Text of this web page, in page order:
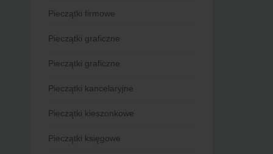
Pieczątki firmowe
Pieczątki graficzne
Pieczątki graficzne
Pieczątki kancelaryjne
Pieczątki kieszonkowe
Pieczątki księgowe